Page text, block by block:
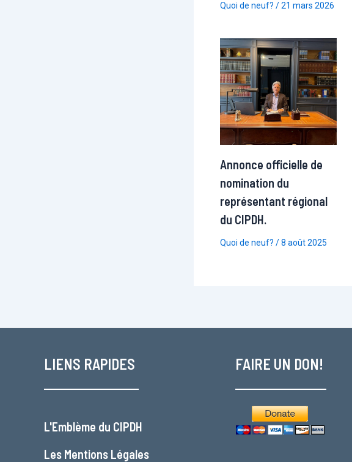
Quoi de neuf? /21 mars 2026
Annonce officielle de
nomination du
représentant régional
du CIPDH.
Quoi de neuf? /8 août 2025
LIENS RAPIDES
L'Emblème du CIPDH
Les Mentions Légales
FAIRE UN DON!